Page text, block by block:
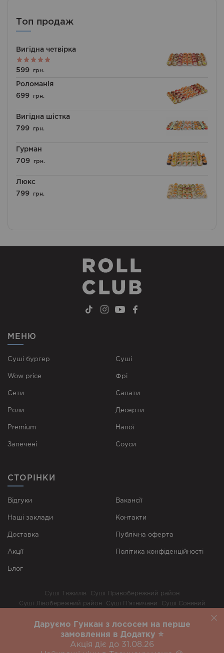
Топ продаж
Вигідна четвірка
Оцінено в
599 грн.
Роломанія
699
грн.
Вигідна шістка
799
грн.
Гурман
709
грн.
Люкс
799
грн.
МЕНЮ
Суші бургер
Wow price
Сети
Роли
Premium
Запечені
Суші
Фрі
Cалати
Десерти
Напої
Соуси
СТОРІНКИ
Відгуки
Наші заклади
Доставка
Акції
Блог
Вакансії
Контакти
Публічна оферта
Політика конфіденційності
Суші Тяжилів
Суші Правобережний район
Суші Лівобережний район
Суші П’ятничани
Суші Соняний
Біла Церква Дніпро Івано-Франківськ Суші Київ Львів
Рівне
Харків Варшава Вроцлав
Даруємо Гункан з лососем на перше
замовлення в Додатку ⭐️
Акція діє до 31.08.26